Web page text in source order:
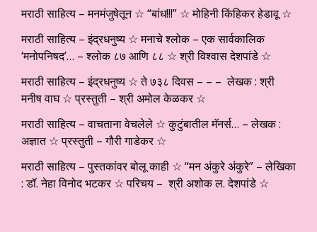
मराठी साहित्य – मनमंजुषेतून ☆ “बांध!!!” ☆ मोहिनी किंहिकर हेडावू ☆
मराठी साहित्य – इंद्रधनुष्य ☆ मनाचे श्लोक – एक सार्वकालिक
‘मनोपनिषद’… – श्लोक ८७ आणि ८८ ☆ श्री विश्वास देशपांडे ☆
मराठी साहित्य – इंद्रधनुष्य ☆ ते ७३८ दिवस – – – लेखक : श्री
मनीष वाघ ☆ प्रस्तुती – श्री अमोल केळकर ☆
मराठी साहित्य – वाचताना वेचलेले ☆ कुटुंबातील मॅनर्स… – लेखक :
अज्ञात ☆ प्रस्तुती – गौरी गाडेकर ☆
मराठी साहित्य – पुस्तकांवर बोलू काही ☆ “मन अंकुरे अंकुरे” – लेखिका
: डॉ. नेहा विनोद भटकर ☆ परिचय – श्री अशोक ल. देशपांडे ☆